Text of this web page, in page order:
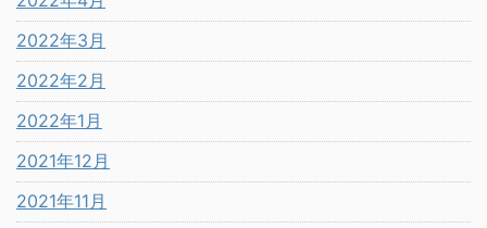
2022年3月
2022年2月
2022年1月
2021年12月
2021年11月